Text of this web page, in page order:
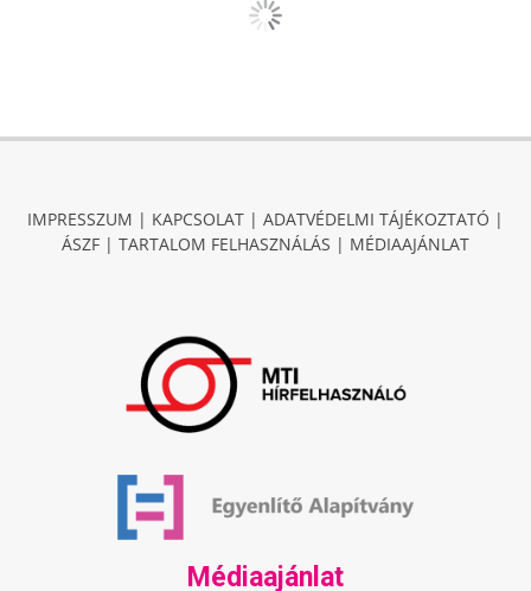
IMPRESSZUM | KAPCSOLAT | ADATVÉDELMI TÁJÉKOZTATÓ |
ÁSZF | TARTALOM FELHASZNÁLÁS | MÉDIAAJÁNLAT
Médiaajánlat